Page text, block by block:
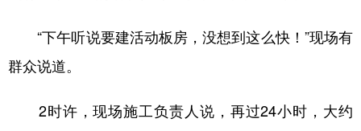
“下午听说要建活动板房，没想到这么快！”现场有
群众说道。
2时许，现场施工负责人说，再过24小时，大约